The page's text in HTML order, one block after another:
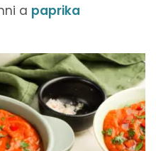
a paprika